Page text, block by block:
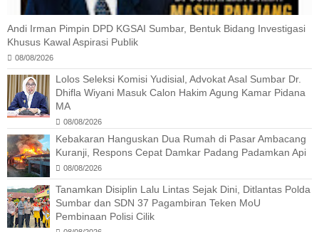
Andi Irman Pimpin DPD KGSAI Sumbar, Bentuk Bidang Investigasi
Khusus Kawal Aspirasi Publik
08/08/2026
Lolos Seleksi Komisi Yudisial, Advokat Asal Sumbar Dr.
Dhifla Wiyani Masuk Calon Hakim Agung Kamar Pidana
MA
08/08/2026
Kebakaran Hanguskan Dua Rumah di Pasar Ambacang
Kuranji, Respons Cepat Damkar Padang Padamkan Api
08/08/2026
Tanamkan Disiplin Lalu Lintas Sejak Dini, Ditlantas Polda
Sumbar dan SDN 37 Pagambiran Teken MoU
Pembinaan Polisi Cilik